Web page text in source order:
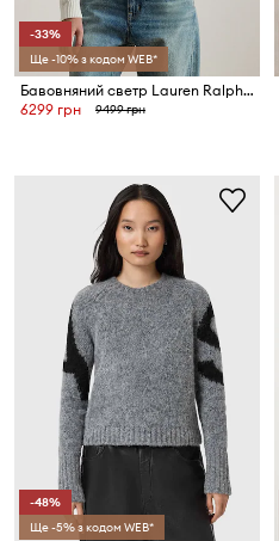
-33%
Ще -10% з кодом WEB*
Бавовняний светр Lauren Ralph Lauren
6299 грн
9499 грн
-48%
Ще -5% з кодом WEB*